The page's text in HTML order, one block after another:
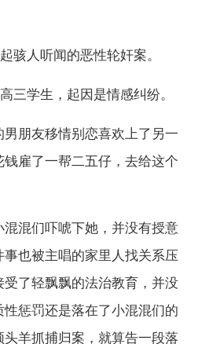
骇人听闻的恶性轮奸案。
三学生，起因是情感纠纷。
朋友移情别恋喜欢上了另一
雇了一帮二五仔，去给这个
混们吓唬下她，并没有授意
也被主唱的家里人找关系压
了轻飘飘的法治教育，并没
惩罚还是落在了小混混们的
羊抓捕归案，就算告一段落